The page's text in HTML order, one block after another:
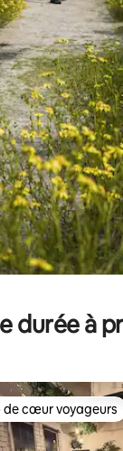
durée à
de cœur voyageurs
de cœur voyageurs